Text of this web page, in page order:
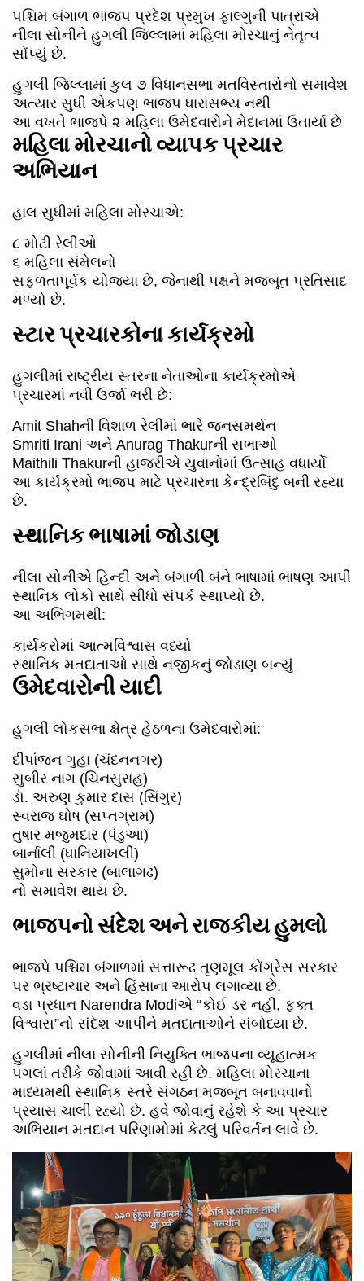
પશ્ચિમ બંગાળ ભાજપ પ્રદેશ પ્રમુખ ફાલ્ગુની પાત્રાએ
નીલા સોનીને હુગલી જિલ્લામાં મહિલા મોરચાનું નેતૃત્વ
સોંપ્યું છે.
હુગલી જિલ્લામાં કુલ ૭ વિધાનસભા મતવિસ્તારોનો સમાવેશ
અત્યાર સુધી એકપણ ભાજપ ધારાસભ્ય નથી
આ વખતે ભાજપે ૨ મહિલા ઉમેદવારોને મેદાનમાં ઉતાર્યા છે
મહિલા મોરચાનો વ્યાપક પ્રચાર
અભિયાન
હાલ સુધીમાં મહિલા મોરચાએ:
૮ મોટી રેલીઓ
૬ મહિલા સંમેલનો
સફળતાપૂર્વક યોજ્યા છે, જેનાથી પક્ષને મજબૂત પ્રતિસાદ
મળ્યો છે.
સ્ટાર પ્રચારકોના કાર્યક્રમો
હુગલીમાં રાષ્ટ્રીય સ્તરના નેતાઓના કાર્યક્રમોએ
પ્રચારમાં નવી ઉર્જા ભરી છે:
Amit Shahની વિશાળ રેલીમાં ભારે જનસમર્થન
Smriti Irani અને Anurag Thakurની સભાઓ
Maithili Thakurની હાજરીએ યુવાનોમાં ઉત્સાહ વધાર્યો
આ કાર્યક્રમો ભાજપ માટે પ્રચારના કેન્દ્રબિંદુ બની રહ્યા
છે.
સ્થાનિક ભાષામાં જોડાણ
નીલા સોનીએ હિન્દી અને બંગાળી બંને ભાષામાં ભાષણ આપી
સ્થાનિક લોકો સાથે સીધો સંપર્ક સ્થાપ્યો છે.
આ અભિગમથી:
કાર્યકરોમાં આત્મવિશ્વાસ વધ્યો
સ્થાનિક મતદાતાઓ સાથે નજીકનું જોડાણ બન્યું
ઉમેદવારોની યાદી
હુગલી લોકસભા ક્ષેત્ર હેઠળના ઉમેદવારોમાં:
દીપાંજન ગુહા (ચંદનનગર)
સુબીર નાગ (ચિનસુરાહ)
ડૉ. અરુણ કુમાર દાસ (સિંગુર)
સ્વરાજ ઘોષ (સપ્તગ્રામ)
તુષાર મજુમદાર (પંડુઆ)
બાર્નાલી (ધાનિયાખલી)
સુમોના સરકાર (બાલાગઢ)
નો સમાવેશ થાય છે.
ભાજપનો સંદેશ અને રાજકીય હુમલો
ભાજપે પશ્ચિમ બંગાળમાં સત્તારૂઢ તૃણમૂલ કોંગ્રેસ સરકાર
પર ભ્રષ્ટાચાર અને હિંસાના આરોપ લગાવ્યા છે.
વડા પ્રધાન Narendra Modiએ “કોઈ ડર નહીં, ફક્ત
વિશ્વાસ”નો સંદેશ આપીને મતદાતાઓને સંબોધ્યા છે.
હુગલીમાં નીલા સોનીની નિયુક્તિ ભાજપના વ્યૂહાત્મક
પગલાં તરીકે જોવામાં આવી રહી છે. મહિલા મોરચાના
માધ્યમથી સ્થાનિક સ્તરે સંગઠન મજબૂત બનાવવાનો
પ્રયાસ ચાલી રહ્યો છે. હવે જોવાનું રહેશે કે આ પ્રચાર
અભિયાન મતદાન પરિણામોમાં કેટલું પરિવર્તન લાવે છે.